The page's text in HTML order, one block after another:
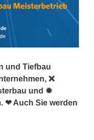
und Tiefbau
❌
und ✹
❤ Auch Sie werden